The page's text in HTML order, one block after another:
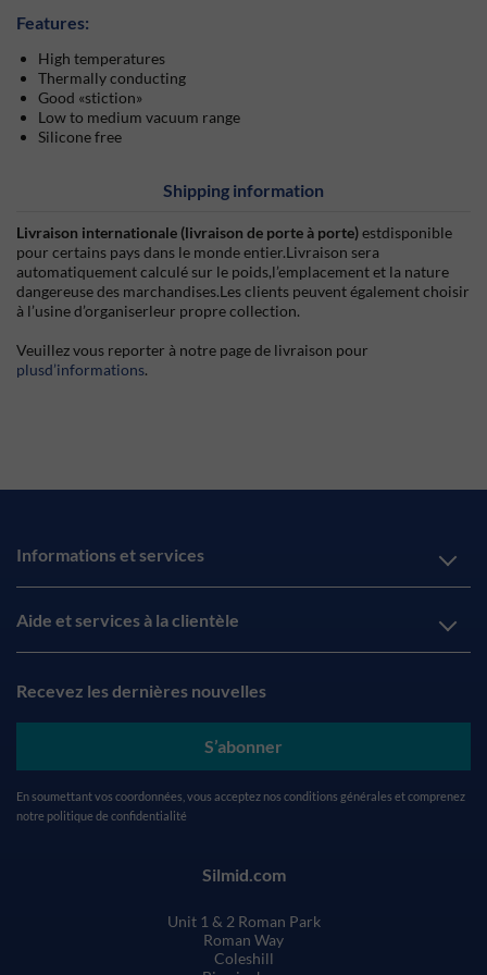
Features:
High temperatures
Thermally conducting
Good
stiction
Low to medium vacuum range
Silicone free
Shipping information
Livraison internationale (livraison de porte à porte)estdisponible
pour certains pays dans le monde entier.Livraison sera
automatiquement calculé sur le poids,l’emplacement et la nature
dangereuse des marchandises.Les clients peuvent également choisir
à l’usine d’organiserleur propre collection.
Veuillez vous reporter à notre page de livraison pour
plusd’informations.
Informations et services
Aide et services à la clientèle
Recevez les dernières nouvelles
S’abonner
En soumettant vos coordonnées, vous acceptez nos conditions générales et comprenez
notre politique de confidentialité
Silmid.com
Unit 1 & 2 Roman Park
Roman Way
Coleshill